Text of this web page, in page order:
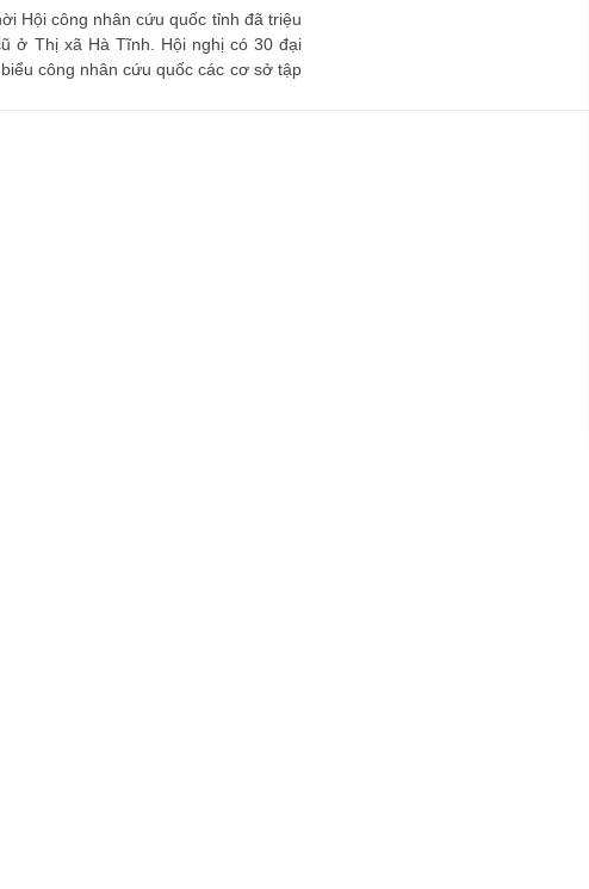
Hội công nhân cứu quốc tỉnh đã triệu
ở Thị xã Hà Tĩnh. Hội nghị có 30 đại
công nhân cứu quốc các cơ sở tập